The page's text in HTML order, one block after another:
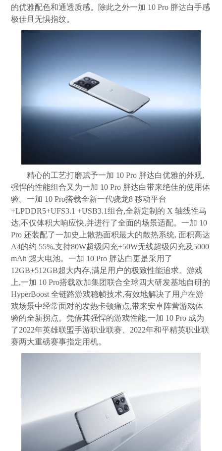
的优雅配色和通透质感。除此之外一加 10 Pro 胖达白手感
极佳且无惧指纹。
精心的工艺打磨赋予一加 10 Pro 胖达白优雅的外观,
强悍的性能组合又为一加 10 Pro 胖达白带来绝佳的使用体
验。一加 10 Pro搭载全新一代骁龙8 移动平台
+LPDDR5+UFS3.1 +USB3.1组合,全新定制的 X 轴线性马
达,不仅体积大响应快,并进行了全面的场景适配。一加 10
Pro 还装配了一加史上散热面积最大的散热系统, 面积高达
A4的约 55%,支持80W超级闪充+50W无线超级闪充及5000
mAh 超大电池。一加 10 Pro 胖达白更是采用了
12GB+512GB超大内存,满足用户的极致性能追求。游戏
上,一加 10 Pro搭载欧加集团联合全球四大研发基地自研的
HyperBoost 全链路游戏稳帧技术,有效地解决了用户在游
戏场景中经常面对的发热卡顿痛点,带来安卓阵营游戏体
验的全新拐点。凭借其强悍的游戏性能,一加 10 Pro 成为
了2022年英雄联盟手游职业联赛、2022年和平精英职业联
赛两大重磅赛事指定用机。